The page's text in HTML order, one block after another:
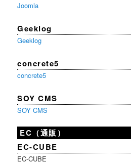
Joomla
Geeklog
Geeklog
concrete5
concrete5
SOY CMS
SOY CMS
EC（通販）
EC-CUBE
EC-CUBE